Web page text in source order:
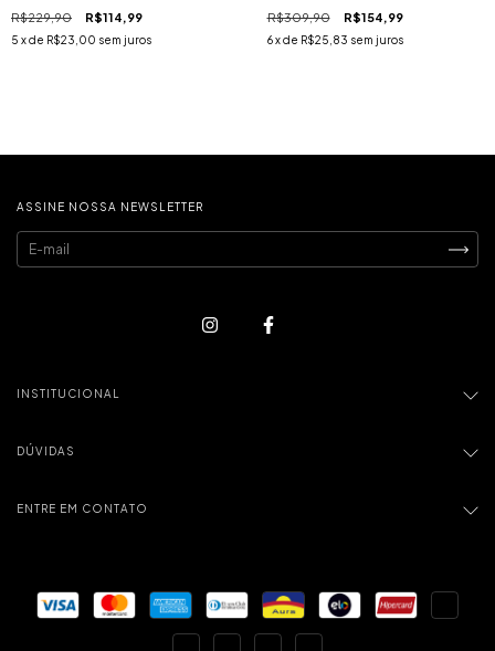
R$229,90 R$114,99
5 x de R$23,00 sem juros
R$309,90 R$154,99
6 x de R$25,83 sem juros
ASSINE NOSSA NEWSLETTER
INSTITUCIONAL
DÚVIDAS
ENTRE EM CONTATO